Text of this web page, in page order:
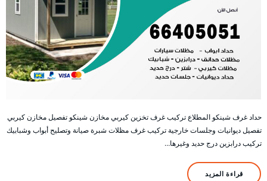
حداد غرف شينكو المطلاع تركيب غرف تخزين كيربي مخازن شينكو تفصيل مخازن كيربي
تفصيل ديوانيات وجلسات خارجية تركيب غرف مظلات شبرة صيانة وتصليح أبواب وشبابيك
تركيب درابزين درج حديد وغيرها…
قراءة المزيد